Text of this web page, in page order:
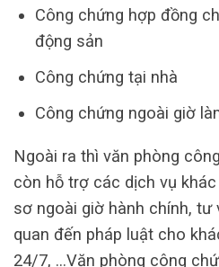
Công chứng hợp đồng
động sản
Công chứng tại nhà
Công chứng ngoài giờ
Ngoài ra thì văn phòng
còn hỗ trợ các dịch vụ
sơ ngoài giờ hành chính, tư
quan đến pháp luật cho
24/7, …Văn phòng công